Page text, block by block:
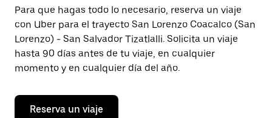
Presiona
la
tecla Esc
para
cerrar
el
calendario.
Para que hagas todo lo necesario, reserva un viaje
con Uber para el trayecto San Lorenzo Coacalco (San
Lorenzo) - San Salvador Tizatlalli. Solicita un viaje
hasta 90 días antes de tu viaje, en cualquier
momento y en cualquier día del año.
Reserva un viaje